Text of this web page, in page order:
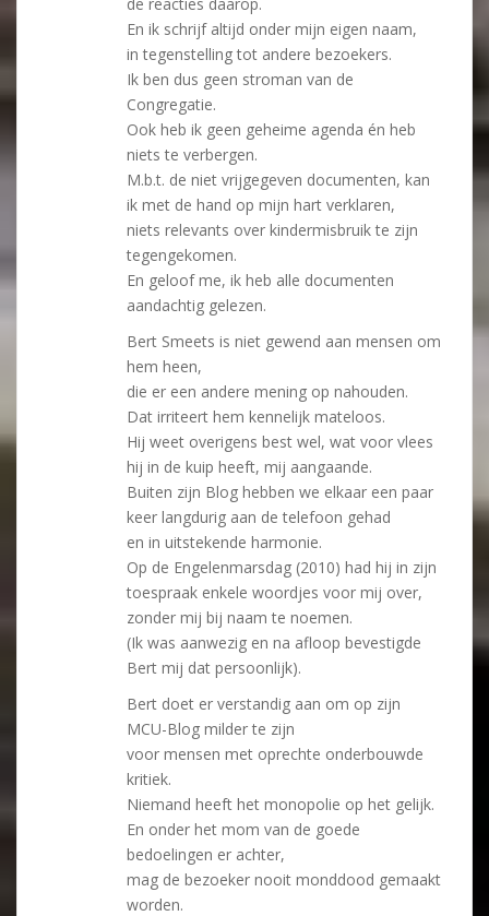
En ik schrijf altijd onder mijn eigen naam,
in tegenstelling tot andere bezoekers.
Ik ben dus geen stroman van de
Congregatie.
Ook heb ik geen geheime agenda én heb
niets te verbergen.
M.b.t. de niet vrijgegeven documenten, kan
ik met de hand op mijn hart verklaren,
niets relevants over kindermisbruik te zijn
tegengekomen.
En geloof me, ik heb alle documenten
aandachtig gelezen.
Bert Smeets is niet gewend aan mensen om
hem heen,
die er een andere mening op nahouden.
Dat irriteert hem kennelijk mateloos.
Hij weet overigens best wel, wat voor vlees
hij in de kuip heeft, mij aangaande.
Buiten zijn Blog hebben we elkaar een paar
keer langdurig aan de telefoon gehad
en in uitstekende harmonie.
Op de Engelenmarsdag (2010) had hij in zijn
toespraak enkele woordjes voor mij over,
zonder mij bij naam te noemen.
(Ik was aanwezig en na afloop bevestigde
Bert mij dat persoonlijk).
Bert doet er verstandig aan om op zijn
MCU-Blog milder te zijn
voor mensen met oprechte onderbouwde
kritiek.
Niemand heeft het monopolie op het gelijk.
En onder het mom van de goede
bedoelingen er achter,
mag de bezoeker nooit monddood gemaakt
worden.